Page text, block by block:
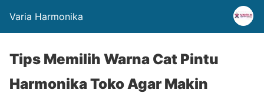
Varia Harmonika
Tips Memilih Warna Cat Pintu
Harmonika Toko Agar Makin